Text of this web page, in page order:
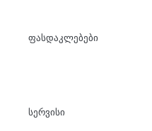
ფასდაკლებები
სერვისი